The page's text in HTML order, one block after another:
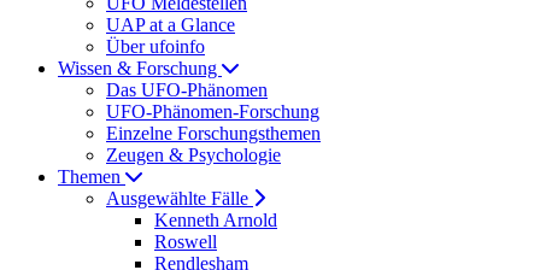
UAP at a Glance
Über ufoinfo
Wissen & Forschung
Das UFO-Phänomen
UFO-Phänomen-Forschung
Einzelne Forschungsthemen
Zeugen & Psychologie
Themen
Ausgewählte Fälle
Kenneth Arnold
Roswell
Rendlesham